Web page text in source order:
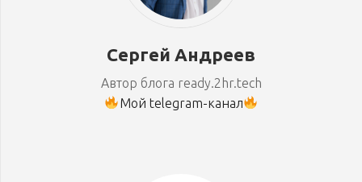
Сергей Андреев
Автор блога ready.2hr.tech
Мой telegram-канал